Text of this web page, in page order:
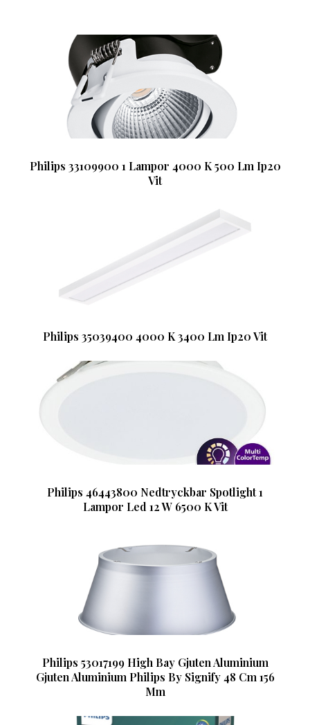
Philips 33109900 1 Lampor 4000 K 500 Lm Ip20
Vit
Philips 35039400 4000 K 3400 Lm Ip20 Vit
Philips 46443800 Nedtryckbar Spotlight 1
Lampor Led 12 W 6500 K Vit
Philips 53017199 High Bay Gjuten Aluminium
Gjuten Aluminium Philips By Signify 48 Cm 156
Mm